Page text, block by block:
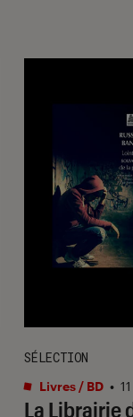
La Librairie
SÉLECTION
Livres / BD •